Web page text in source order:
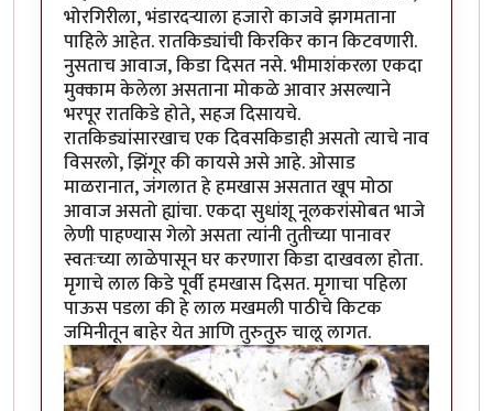
भोरगिरीला, भंडारदर्‍याला हजारो काजवे झगमताना
पाहिले आहेत. रातकिड्यांची किरकिर कान किटवणारी.
नुसताच आवाज, किडा दिसत नसे. भीमाशंकरला एकदा
मुक्काम केलेला असताना मोकळे आवार असल्याने
भरपूर रातकिडे होते, सहज दिसायचे.
रातकिड्यांसारखाच एक दिवसकिडाही असतो त्याचे नाव
विसरलो, झिंगूर की कायसे असे आहे. ओसाड
माळरानात, जंगलात हे हमखास असतात खूप मोठा
आवाज असतो ह्यांचा. एकदा सुधांशू नूलकरांसोबत भाजे
लेणी पाहण्यास गेलो असता त्यांनी तुतीच्या पानावर
स्वतःच्या लाळेपासून घर करणारा किडा दाखवला होता.
मृगाचे लाल किडे पूर्वी हमखास दिसत. मृगाचा पहिला
पाऊस पडला की हे लाल मखमली पाठीचे किटक
जमिनीतून बाहेर येत आणि तुरुतुरु चालू लागत.